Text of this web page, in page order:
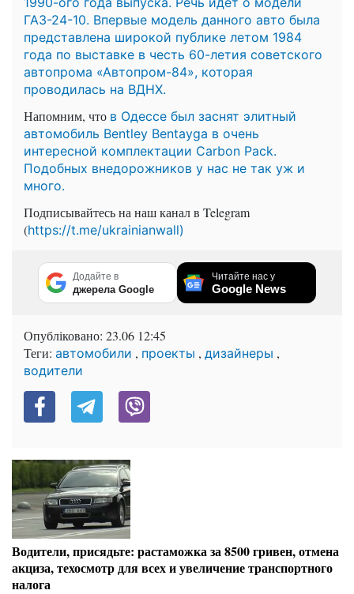
ГАЗ-24-10. Впервые модель данного авто была
представлена широкой публике летом 1984
года по выставке в честь 60-летия советского
автопрома «Автопром-84», которая
проводилась на ВДНХ.
Напомним, что в Одессе был заснят элитный
автомобиль Bentley Bentayga в очень
интересной комплектации Carbon Pack.
Подобных внедорожников у нас не так уж и
много.
Подписывайтесь на наш канал в Telegram
(https://t.me/ukrainianwall)
Додайте в
джерела Google
Читайте нас у
Google News
Опубліковано: 23.06 12:45
Теги: автомобили , проекты , дизайнеры ,
водители
Водители, присядьте: растаможка за 8500 гривен, отмена
акциза, техосмотр для всех и увеличение транспортного
налога